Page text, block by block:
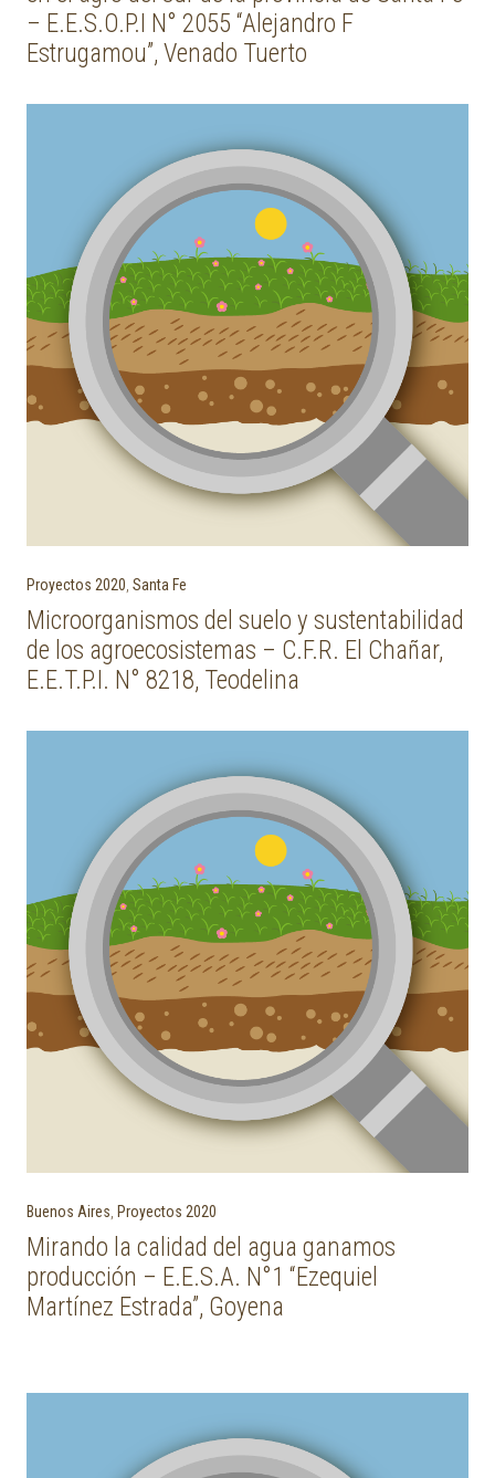
– E.E.S.O.P.I N° 2055 “Alejandro F
Estrugamou”, Venado Tuerto
Proyectos 2020 Santa Fe
Microorganismos del suelo y sustentabilidad
de los agroecosistemas – C.F.R. El Chañar,
E.E.T.P.I. N° 8218, Teodelina
Buenos Aires Proyectos 2020
Mirando la calidad del agua ganamos
producción – E.E.S.A. N°1 “Ezequiel
Martínez Estrada”, Goyena